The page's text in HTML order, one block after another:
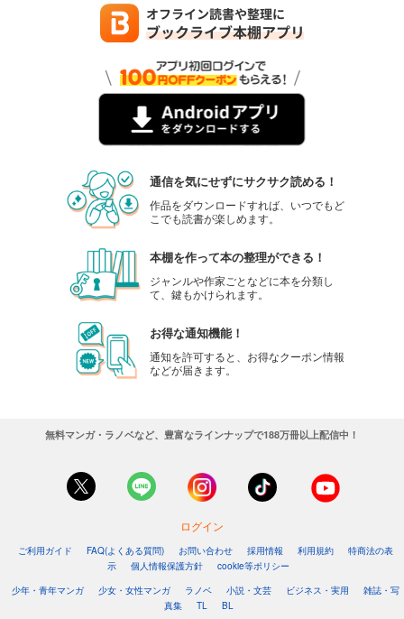
通信を気にせずにサクサク読める！
作品をダウンロードすれば、いつでもど
こでも読書が楽しめます。
本棚を作って本の整理ができる！
ジャンルや作家ごとなどに本を分類し
て、鍵もかけられます。
お得な通知機能！
通知を許可すると、お得なクーポン情報
などが届きます。
無料マンガ・ラノベなど、豊富なラインナップで188万冊以上配信中！
ログイン
ご利用ガイド FAQ(よくある質問) お問い合わせ 採用情報 利用規約
特商法の表
示
個人情報保護方針
cookie等ポリシー
少年・青年マンガ
少女・女性マンガ ラノベ 小説・文芸 ビジネス・実用
雑誌・写
真集
TL BL